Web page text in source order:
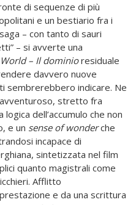
di sequenze di più
e un bestiario fra i
– con tanto di sauri
– si avverte una
World – Il dominioresiduale
davvero nuove
sembrerebbero indicare. Ne
stretto fra
dell’accumulo che non
e un sense of wonderche
incapace di
sintetizzata nel film
quanto magistrali come
Afflitto
e da una scrittura